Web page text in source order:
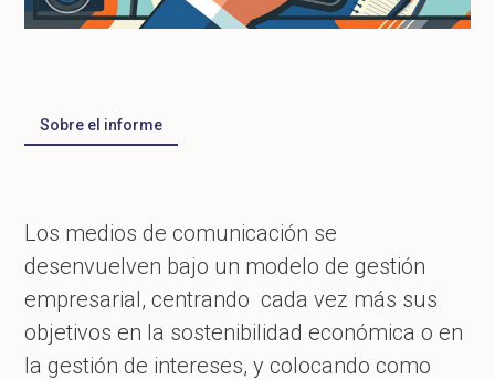
Sobre el informe
Los medios de comunicación se
desenvuelven bajo un modelo de gestión
empresarial, centrando cada vez más sus
objetivos en la sostenibilidad económica o en
la gestión de intereses, y colocando como